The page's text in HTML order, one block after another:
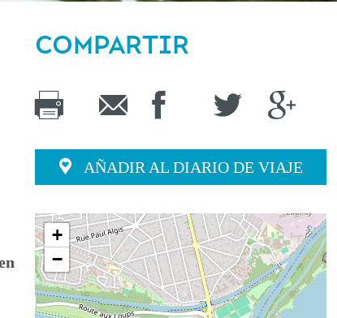
COMPARTIR
AÑADIR AL DIARIO DE VIAJE
+
−